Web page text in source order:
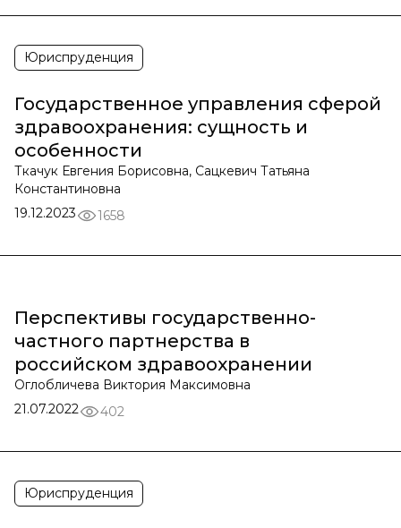
Юриспруденция
Государственное управления сферой
здравоохранения: сущность и
особенности
Ткачук Евгения Борисовна, Сацкевич Татьяна
Константиновна
19.12.2023
1658
Перспективы государственно-
частного партнерства в
российском здравоохранении
Оглобличева Виктория Максимовна
21.07.2022
402
Юриспруденция